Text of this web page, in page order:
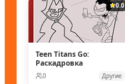
0.0
Teen Titans Go:
Раскадровка
0 Другие